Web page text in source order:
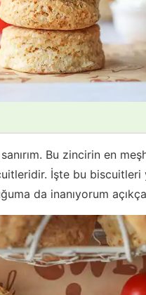
Bu zincirin en
İşte bu biscuitleri
da inanıyorum